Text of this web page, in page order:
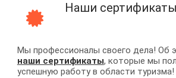
Наши сертификаты
Мы профессионалы своего дела! Об
наши сертификаты, которые мы
успешную работу в области туризма!